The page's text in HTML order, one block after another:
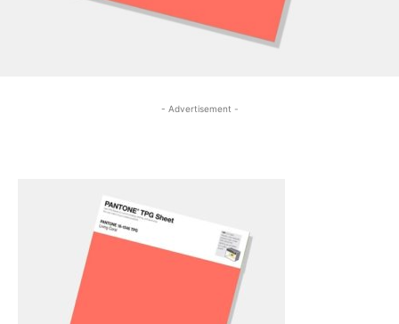
- Advertisement -